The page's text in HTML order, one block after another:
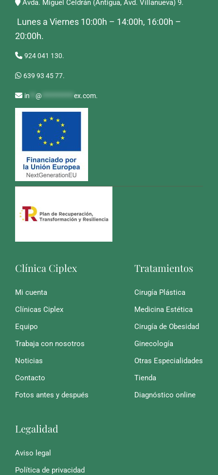
Avda. Miguel Celdrán (Antigua, Avd. Villanueva) 9.
Lunes a Viernes 10:00h – 14:00h, 16:00h –
20:00h.
924 041 130.
639 93 45 77.
in **@ ***********ex.com.
Clínica Ciplex
Mi cuenta
Clínicas Ciplex
Equipo
Trabaja con nosotros
Noticias
Contacto
Fotos antes y después
Tratamientos
Cirugía Plástica
Medicina Estética
Cirugía de Obesidad
Ginecología
Otras Especialidades
Tienda
Diagnóstico online
Legalidad
Aviso legal
Política de privacidad